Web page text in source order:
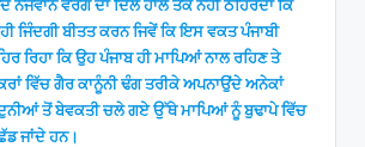
ਨੌਜਵਾਨ ਵਰਗ ਦਾ ਦਿਲ ਹਾਲੇ ਤੱਕ ਨਹੀਂ ਠਹਿਰਦਾ ਕਿ
ਜਿੰਦਗੀ ਬੀਤਤ ਕਰਨ ਜਿਵੇਂ ਕਿ ਇਸ ਵਕਤ ਪੰਜਾਬੀ
ਰਿਹਾ ਕਿ ਉਹ ਪੰਜਾਬ ਹੀ ਮਾਪਿਆਂ ਨਾਲ ਰਹਿਣ ਤੇ
ਵਿੱਚ ਗੈਰ ਕਾਨੂੰਨੀ ਢੰਗ ਤਰੀਕੇ ਅਪਨਾਉਂਦੇ ਅਨੇਕਾਂ
ਤੋਂ ਬੇਵਕਤੀ ਚਲੇ ਗਏ ਉੱਥੇ ਮਾਪਿਆਂ ਨੂੰ ਬੁਢਾਪੇ ਵਿੱਚ
ਜਾਂਦੇ ਹਨ।